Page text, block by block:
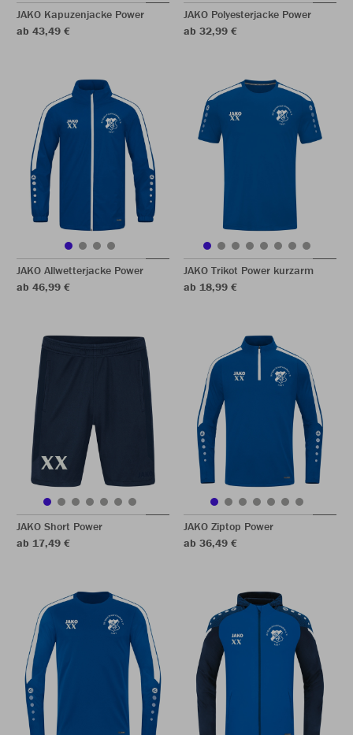
JAKO Kapuzenjacke Power
ab 43,49 €
JAKO Polyesterjacke Power
ab 32,99 €
JAKO Allwetterjacke Power
ab 46,99 €
JAKO Trikot Power kurzarm
ab 18,99 €
JAKO Short Power
ab 17,49 €
JAKO Ziptop Power
ab 36,49 €